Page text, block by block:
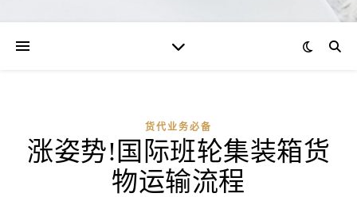
货代业务必备
涨姿势!国际班轮集装箱货
物运输流程